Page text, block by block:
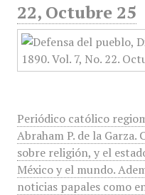
22, Octubre 25
Periódico católico
Abraham P. de la
sobre religión, y el
México y el mundo.
noticias papales como